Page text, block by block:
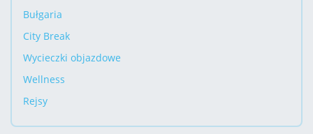
Bułgaria
City Break
Wycieczki objazdowe
Wellness
Rejsy